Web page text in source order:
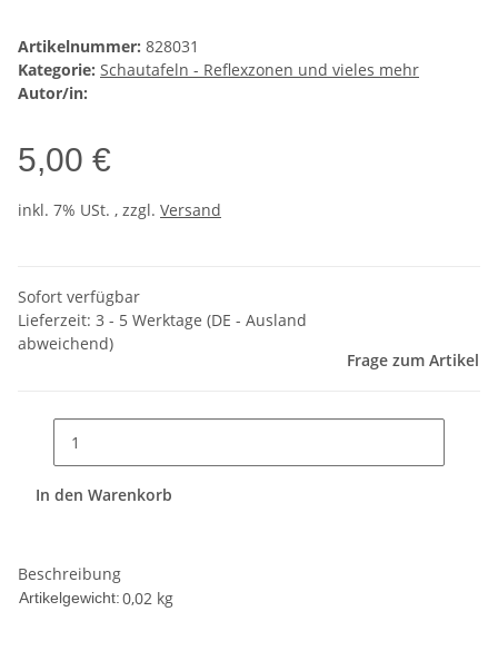
Artikelnummer: 828031
Kategorie: Schautafeln - Reflexzonen und vieles mehr
Autor/in:
5,00 €
inkl. 7% USt. , zzgl. Versand
Sofort verfügbar
Lieferzeit: 3 - 5 Werktage (DE - Ausland
abweichend)
Frage zum Artikel
In den Warenkorb
Beschreibung
Artikelgewicht:0,02 kg